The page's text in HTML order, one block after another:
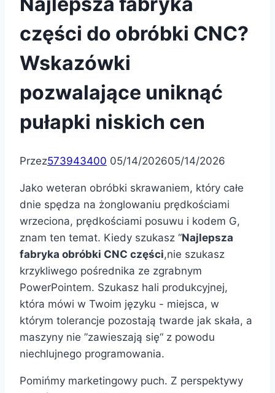
części do obróbki CNC?
Wskazówki
pozwalające uniknąć
pułapki niskich cen
Przez573943400 05/14/202605/14/2026
Jako weteran obróbki skrawaniem, który całe
dnie spędza na żonglowaniu prędkościami
wrzeciona, prędkościami posuwu i kodem G,
znam ten temat. Kiedy szukasz “Najlepsza
fabryka obróbki CNC części,nie szukasz
krzykliwego pośrednika ze zgrabnym
PowerPointem. Szukasz hali produkcyjnej,
która mówi w Twoim języku - miejsca, w
którym tolerancje pozostają twarde jak skała, a
maszyny nie ”zawieszają się“ z powodu
niechlujnego programowania.
Pomińmy marketingowy puch. Z perspektywy